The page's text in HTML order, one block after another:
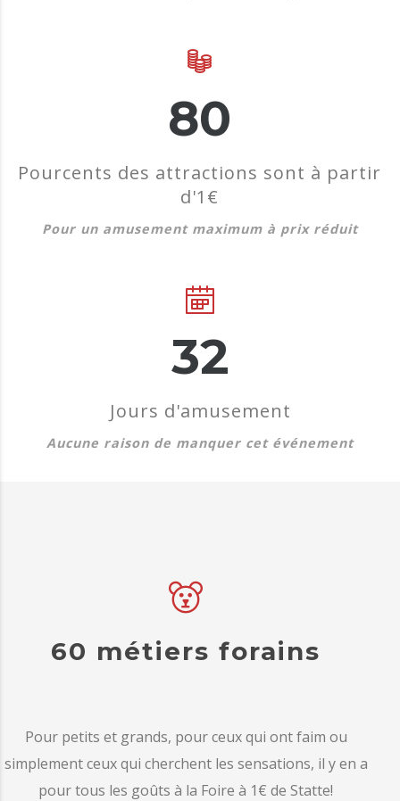
80
Pourcents des attractions sont à partir
d'1€
Pour un amusement maximum à prix réduit
45
Jours d'amusement
Aucune raison de manquer cet événement
60 métiers forains
Pour petits et grands, pour ceux qui ont faim ou
simplement ceux qui cherchent les sensations, il y en a
pour tous les goûts à la Foire à 1€ de Statte!